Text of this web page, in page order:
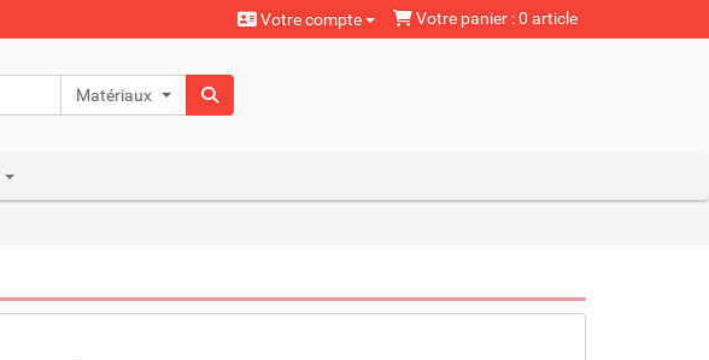
Votre compte Votre panier : 0 article
Matériaux naturels